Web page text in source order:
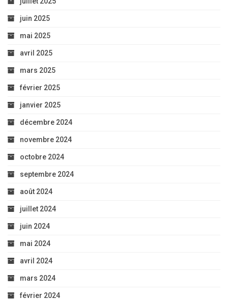
juin 2025
mai 2025
avril 2025
mars 2025
février 2025
janvier 2025
décembre 2024
novembre 2024
octobre 2024
septembre 2024
août 2024
juillet 2024
juin 2024
mai 2024
avril 2024
mars 2024
février 2024